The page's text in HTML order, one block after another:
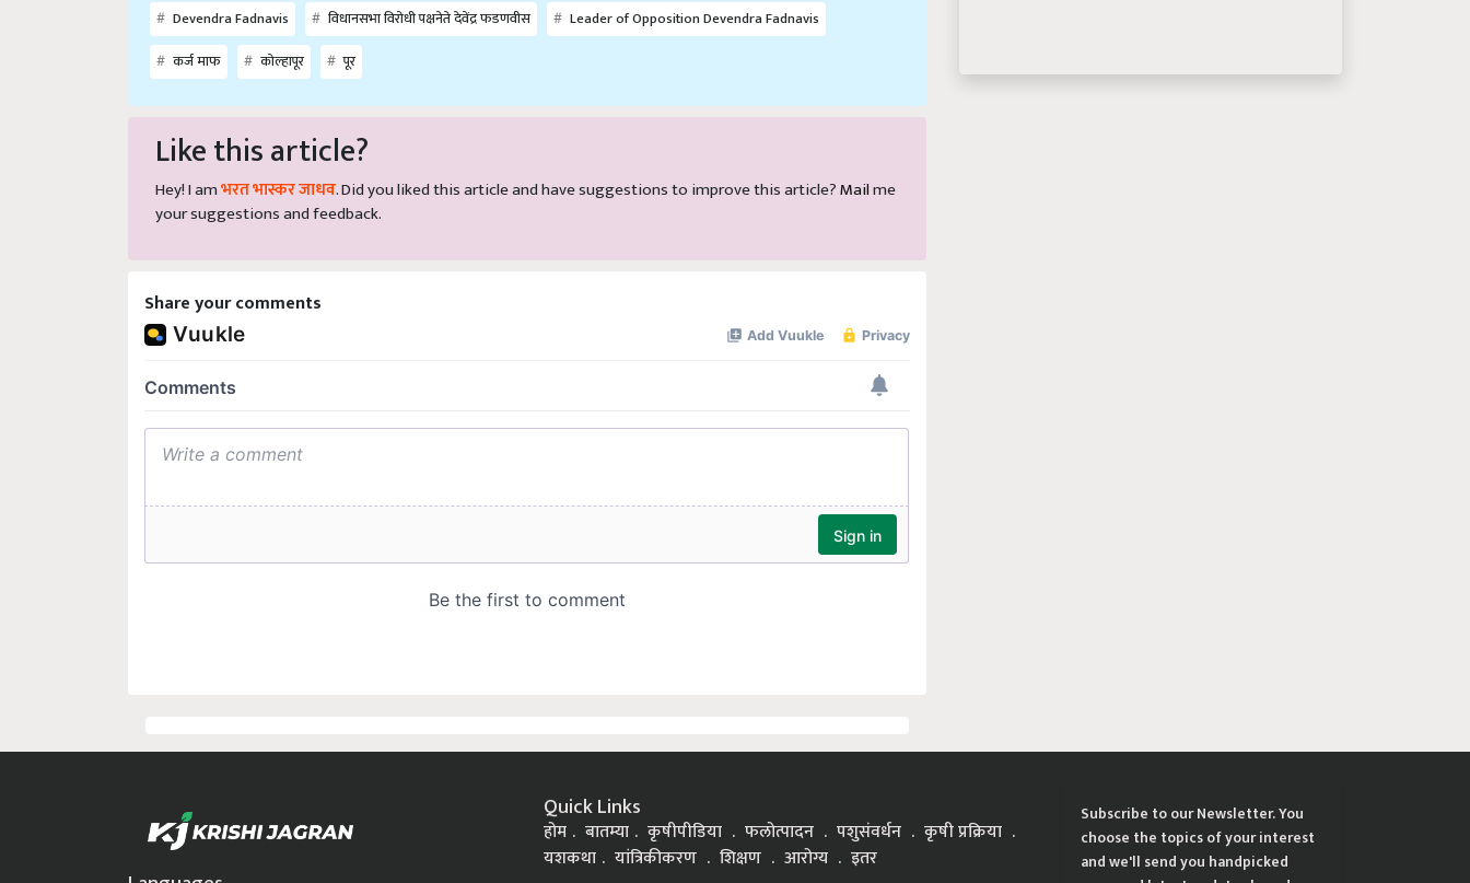
Devendra Fadnavis
विधानसभा विरोधी पक्षनेते देवेंद्र फडणवीस
Leader of Opposition Devendra Fadnavis
कर्ज माफ
कोल्हापूर पूर
Like this article?
Hey! I amभरत भास्कर जाधव. Did you liked this article and have suggestions to improve this article?Mailme
your suggestions and feedback.
Share your comments
Quick Links
होम बातम्या कृषीपीडिया फलोत्पादन पशुसंवर्धन
कृषी प्रक्रिया
यशकथा
यांत्रिकीकरण शिक्षण आरोग्य इतर
Subscribe to our Newsletter. You
choose the topics of your interest
and we'll send you handpicked